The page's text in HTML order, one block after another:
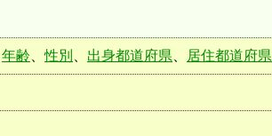
年齢 、性別 出身都道府県 居住都道府県